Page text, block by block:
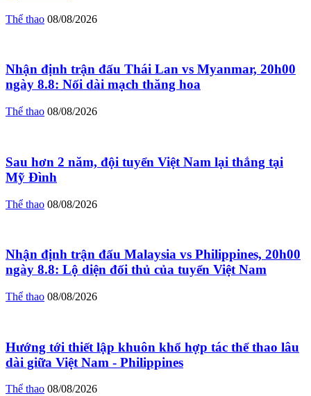
Thể thao 08/08/2026
Nhận định trận đấu Thái Lan vs Myanmar, 20h00
ngày 8.8: Nối dài mạch thăng hoa
Thể thao 08/08/2026
Sau hơn 2 năm, đội tuyển Việt Nam lại thắng tại
Mỹ Đình
Thể thao 08/08/2026
Nhận định trận đấu Malaysia vs Philippines, 20h00
ngày 8.8: Lộ diện đối thủ của tuyển Việt Nam
Thể thao 08/08/2026
Hướng tới thiết lập khuôn khổ hợp tác thể thao lâu
dài giữa Việt Nam - Philippines
Thể thao 08/08/2026